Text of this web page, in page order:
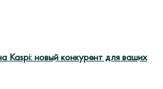
Kaspi: новый конкурент для ваших